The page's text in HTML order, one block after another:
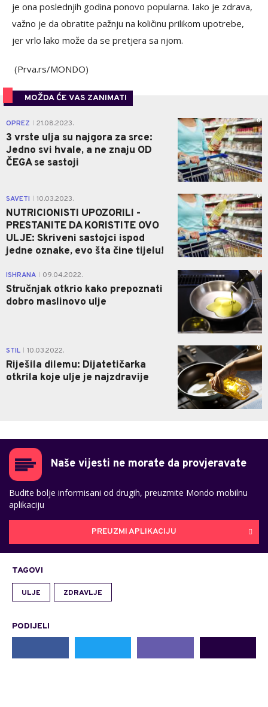
je ona poslednjih godina ponovo popularna. Iako je zdrava,
važno je da obratite pažnju na količinu prilikom upotrebe,
jer vrlo lako može da se pretjera sa njom.
(Prva.rs/MONDO)
MOŽDA ĆE VAS ZANIMATI
OPREZ 21.08.2023.
3 vrste ulja su najgora za srce:
Jedno svi hvale, a ne znaju OD
ČEGA se sastoji
0
SAVETI 10.03.2023.
NUTRICIONISTI UPOZORILI -
PRESTANITE DA KORISTITE OVO
ULJE: Skriveni sastojci ispod
jedne oznake, evo šta čine tijelu!
0
ISHRANA 09.04.2022.
Stručnjak otkrio kako prepoznati
dobro maslinovo ulje
0
STIL 10.03.2022.
Riješila dilemu: Dijatetičarka
otkrila koje ulje je najzdravije
0
Naše vijesti ne morate da provjeravate
Budite bolje informisani od drugih, preuzmite Mondo mobilnu
aplikaciju
PREUZMI APLIKACIJU
TAGOVI
ULJE ZDRAVLJE
PODIJELI